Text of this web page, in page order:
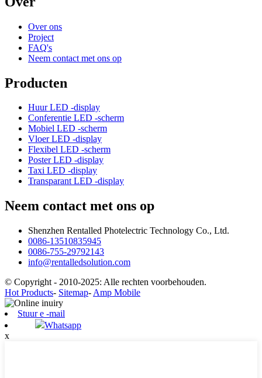
Over ons
Project
FAQ's
Neem contact met ons op
Producten
Huur LED -display
Conferentie LED -scherm
Mobiel LED -scherm
Vloer LED -display
Flexibel LED -scherm
Poster LED -display
Taxi LED -display
Transparant LED -display
Neem contact met ons op
Shenzhen Rentalled Photelectric Technology Co., Ltd.
0086-13510835945
0086-755-29792143
info@rentalledsolution.com
© Copyright - 2010-2025: Alle rechten voorbehouden.
Hot Products- Sitemap- Amp Mobile
Stuur e -mail
Whatsapp
x